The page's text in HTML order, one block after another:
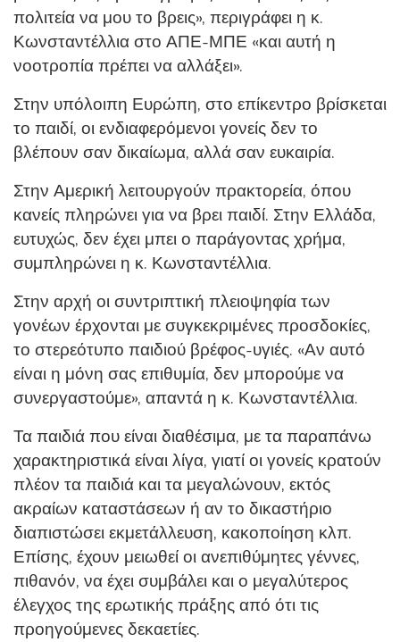
πολιτεία να μου το βρεις», περιγράφει η κ.
Κωνσταντέλλια στο ΑΠΕ-ΜΠΕ «και αυτή η
νοοτροπία πρέπει να αλλάξει».
Στην υπόλοιπη Ευρώπη, στο επίκεντρο βρίσκεται
το παιδί, οι ενδιαφερόμενοι γονείς δεν το
βλέπουν σαν δικαίωμα, αλλά σαν ευκαιρία.
Στην Αμερική λειτουργούν πρακτορεία, όπου
κανείς πληρώνει για να βρει παιδί. Στην Ελλάδα,
ευτυχώς, δεν έχει μπει ο παράγοντας χρήμα,
συμπληρώνει η κ. Κωνσταντέλλια.
Στην αρχή οι συντριπτική πλειοψηφία των
γονέων έρχονται με συγκεκριμένες προσδοκίες,
το στερεότυπο παιδιού βρέφος-υγιές. «Αν αυτό
είναι η μόνη σας επιθυμία, δεν μπορούμε να
συνεργαστούμε», απαντά η κ. Κωνσταντέλλια.
Τα παιδιά που είναι διαθέσιμα, με τα παραπάνω
χαρακτηριστικά είναι λίγα, γιατί οι γονείς κρατούν
πλέον τα παιδιά και τα μεγαλώνουν, εκτός
ακραίων καταστάσεων ή αν το δικαστήριο
διαπιστώσει εκμετάλλευση, κακοποίηση κλπ.
Επίσης, έχουν μειωθεί οι ανεπιθύμητες γέννες,
πιθανόν, να έχει συμβάλει και ο μεγαλύτερος
έλεγχος της ερωτικής πράξης από ότι τις
προηγούμενες δεκαετίες.